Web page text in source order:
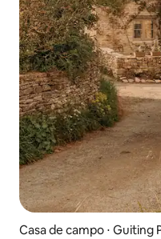
Casa de campo ⋅ Guiting